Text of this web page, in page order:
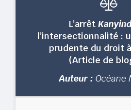
L’arrêt
l’intersectionnalité :
prudente du droit
(Article de
Auteur : Océane